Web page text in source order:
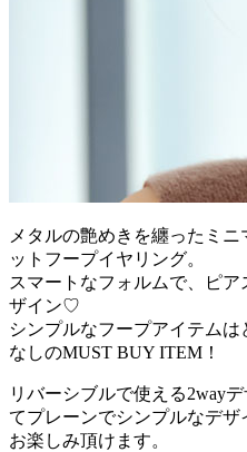
メタルの艶めきを纏ったミ
ットフープイヤリング。
スマートなフォルムで、ピ
ザイン♡
シンプルなフープアイテム
なしのMUST BUY ITEM！
リバーシブルで使える2way
てプレーンでシンプルなデザ
お楽しみ頂けます。